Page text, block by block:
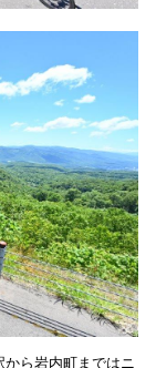
から岩内町まではニ